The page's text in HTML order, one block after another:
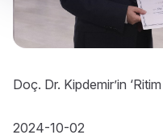
Doç. Dr. Kipdemir’in
2024-10-02